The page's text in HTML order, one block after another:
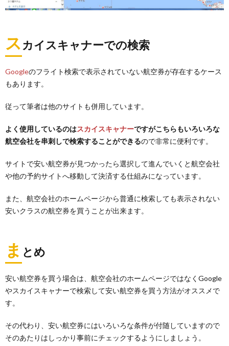
スカイスキャナーでの検索
Googleのフライト検索で表示されていない航空券が存在するケース
もあります。
従って筆者は他のサイトも併用しています。
よく使用しているのはスカイスキャナーですがこちらもいろいろな
航空会社を串刺しで検索することができるので非常に便利です。
サイトで安い航空券が見つかったら選択して進んでいくと航空会社
や他の予約サイトへ移動して決済する仕組みになっています。
また、航空会社のホームページから普通に検索しても表示されない
安いクラスの航空券を買うことが出来ます。
ま とめ
安い航空券を買う場合は、航空会社のホームページではなくGoogle
やスカイスキャナーで検索して安い航空券を買う方法がオススメで
す。
その代わり、安い航空券にはいろいろな条件が付随していますので
そのあたりはしっかり事前にチェックするようにしましょう。